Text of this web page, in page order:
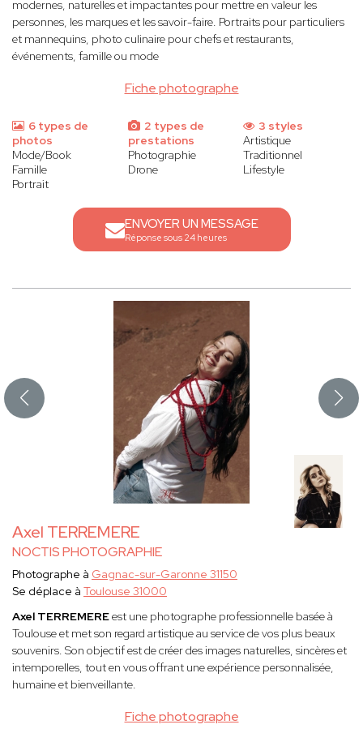
Fiche photographe
modernes, naturelles et impactantes pour mettre en valeur les
personnes, les marques et les savoir-faire. Portraits pour particuliers
et mannequins, photo culinaire pour chefs et restaurants,
événements, famille ou mode
6 types de
photos
Mode/Book
Famille
Portrait
2 types de
prestations
Photographie
Drone
3 styles
Artistique
Traditionnel
Lifestyle
ENVOYER UN MESSAGE
Réponse sous 24 heures
Axel TERREMERE
NOCTIS PHOTOGRAPHIE
Fiche photographe
Photographe à Gagnac-sur-Garonne 31150
Se déplace à Toulouse 31000
Axel TERREMEREest une photographe professionnelle basée à
Toulouse et met son regard artistique au service de vos plus beaux
souvenirs. Son objectif est de créer des images naturelles, sincères et
intemporelles, tout en vous offrant une expérience personnalisée,
humaine et bienveillante.